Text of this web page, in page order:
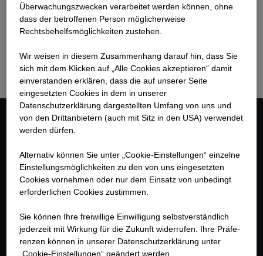
WhatsApp) und bittet auch nicht darum, Bewerbungen
per E-Mail einzureichen. Alle Bewerbungen müssen
über das interne Online-Bewerbungssystem von
oben genannten Link zugreifen kann.
Kontakt
STRABAG AG
Unterrohrstrasse 5
8952 Schlieren
+41 44 874 26 00
Überwachungszwecken verarbeitet werden können, ohne
dass der betroffenen Person möglicherweise
Rechtsbehelfsmöglichkeiten zustehen.
Wir weisen in diesem Zusammenhang darauf hin, dass Sie
sich mit dem Klicken auf „Alle Cookies akzeptieren“ damit
ein­ver­standen erklären, dass die auf unserer Seite
eingesetzten Cookies in dem in unserer
Datenschutzerklärung dargestellten Umfang von uns und
von den Drittanbietern (auch mit Sitz in den USA) verwendet
werden dürfen.
Alternativ können Sie unter „Cookie-Einstellungen“ einzelne
Einstellungsmöglichkeiten zu den von uns eingesetzten
Cookies vornehmen oder nur dem Einsatz von unbedingt
erforderlichen Cookies zustimmen.
Sie können Ihre freiwillige Einwilligung selbstverständlich
jederzeit mit Wirkung für die Zukunft widerrufen. Ihre Prä­fe­
renzen können in unserer Datenschutzerklärung unter